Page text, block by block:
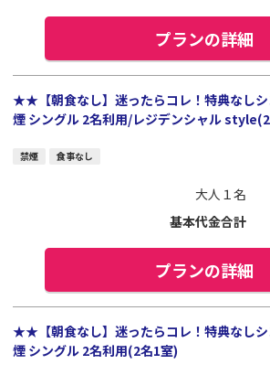
プランの詳細
★★【朝食なし】迷ったらコレ！特典なし
煙 シングル 2名利用/レジデンシャル
禁煙 食事なし
大人１名
基本代金合計
プランの詳細
★★【朝食なし】迷ったらコレ！特典なし
煙 シングル 2名利用(2名1室)